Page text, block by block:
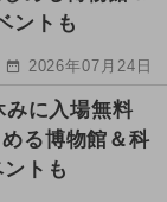
ントも
2026年07月24日
みに入場無料
る博物館＆科
トも